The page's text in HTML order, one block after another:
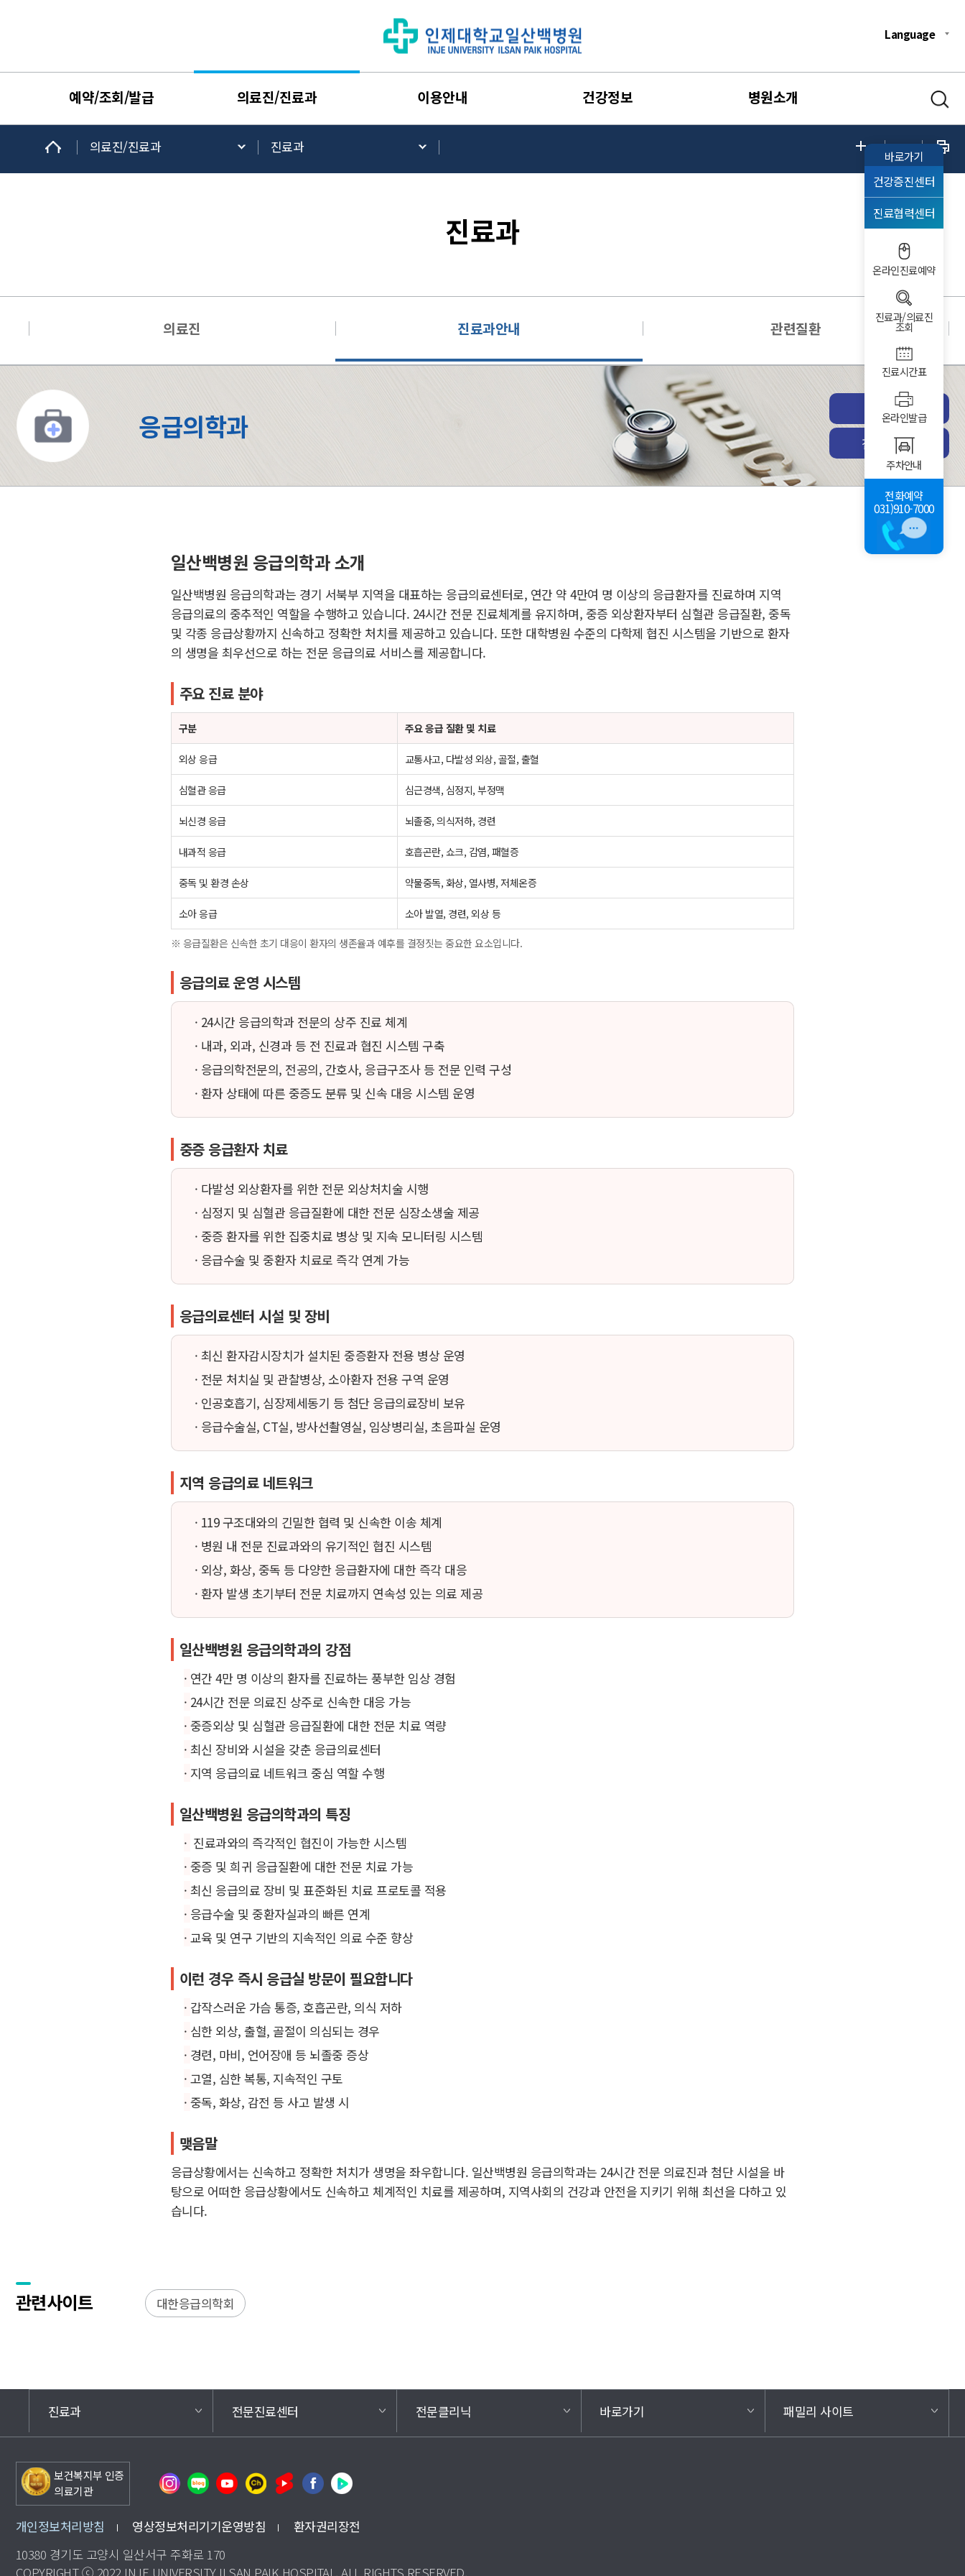
Language
예약/조회/발급 의료진/진료과 이용안내 건강정보 병원소개
의료진/진료과 진료과
진료과
의료진 진료과안내 관련질환
응급의학과
진료예약
전체진료과
일산백병원 응급의학과 소개
일산백병원 응급의학과는 경기 서북부 지역을 대표하는 응급의료센터로, 연간 약 4만여 명 이상의 응급환자를 진료하며 지역
응급의료의 중추적인 역할을 수행하고 있습니다. 24시간 전문 진료체계를 유지하며, 중증 외상환자부터 심혈관 응급질환, 중독
및 각종 응급상황까지 신속하고 정확한 처치를 제공하고 있습니다. 또한 대학병원 수준의 다학제 협진 시스템을 기반으로 환자
의 생명을 최우선으로 하는 전문 응급의료 서비스를 제공합니다.
주요 진료 분야
구분 주요 응급 질환 및 치료
외상 응급 교통사고, 다발성 외상, 골절, 출혈
심혈관 응급 심근경색, 심정지, 부정맥
뇌신경 응급 뇌졸중, 의식저하, 경련
내과적 응급 호흡곤란, 쇼크, 감염, 패혈증
중독 및 환경 손상 약물중독, 화상, 열사병, 저체온증
소아 응급 소아 발열, 경련, 외상 등
※ 응급질환은 신속한 초기 대응이 환자의 생존율과 예후를 결정짓는 중요한 요소입니다.
응급의료 운영 시스템
· 24시간 응급의학과 전문의 상주 진료 체계
· 내과, 외과, 신경과 등 전 진료과 협진 시스템 구축
· 응급의학전문의, 전공의, 간호사, 응급구조사 등 전문 인력 구성
· 환자 상태에 따른 중증도 분류 및 신속 대응 시스템 운영
중증 응급환자 치료
· 다발성 외상환자를 위한 전문 외상처치술 시행
· 심정지 및 심혈관 응급질환에 대한 전문 심장소생술 제공
· 중증 환자를 위한 집중치료 병상 및 지속 모니터링 시스템
· 응급수술 및 중환자 치료로 즉각 연계 가능
응급의료센터 시설 및 장비
· 최신 환자감시장치가 설치된 중증환자 전용 병상 운영
· 전문 처치실 및 관찰병상, 소아환자 전용 구역 운영
· 인공호흡기, 심장제세동기 등 첨단 응급의료장비 보유
· 응급수술실, CT실, 방사선촬영실, 임상병리실, 초음파실 운영
지역 응급의료 네트워크
· 119 구조대와의 긴밀한 협력 및 신속한 이송 체계
· 병원 내 전문 진료과와의 유기적인 협진 시스템
· 외상, 화상, 중독 등 다양한 응급환자에 대한 즉각 대응
· 환자 발생 초기부터 전문 치료까지 연속성 있는 의료 제공
일산백병원 응급의학과의 강점
· 연간 4만 명 이상의 환자를 진료하는 풍부한 임상 경험
· 24시간 전문 의료진 상주로 신속한 대응 가능
· 중증외상 및 심혈관 응급질환에 대한 전문 치료 역량
· 최신 장비와 시설을 갖춘 응급의료센터
· 지역 응급의료 네트워크 중심 역할 수행
일산백병원 응급의학과의 특징
· 진료과와의 즉각적인 협진이 가능한 시스템
· 중증 및 희귀 응급질환에 대한 전문 치료 가능
· 최신 응급의료 장비 및 표준화된 치료 프로토콜 적용
· 응급수술 및 중환자실과의 빠른 연계
· 교육 및 연구 기반의 지속적인 의료 수준 향상
이런 경우 즉시 응급실 방문이 필요합니다
· 갑작스러운 가슴 통증, 호흡곤란, 의식 저하
· 심한 외상, 출혈, 골절이 의심되는 경우
· 경련, 마비, 언어장애 등 뇌졸중 증상
· 고열, 심한 복통, 지속적인 구토
· 중독, 화상, 감전 등 사고 발생 시
맺음말
응급상황에서는 신속하고 정확한 처치가 생명을 좌우합니다. 일산백병원 응급의학과는 24시간 전문 의료진과 첨단 시설을 바
탕으로 어떠한 응급상황에서도 신속하고 체계적인 치료를 제공하며, 지역사회의 건강과 안전을 지키기 위해 최선을 다하고 있
습니다.
관련사이트 대한응급의학회
바로가기
건강증진센터
진료협력센터
온라인진료예약
진료과/의료진
조회
진료시간표
온라인발급
주차안내
전화예약
031)910-7000
진료과 전문진료센터 전문클리닉 바로가기 패밀리 사이트
보건복지부 인증
의료기관
개인정보처리방침 영상정보처리기기운영방침
환자권리장전
10380 경기도 고양시 일산서구 주화로 170
COPYRIGHT ⓒ 2022 INJE UNIVERSITY ILSAN PAIK HOSPITAL. ALL RIGHTS RESERVED.